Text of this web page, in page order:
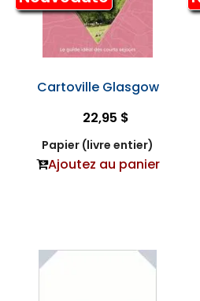
Cartoville Glasgow
22,95 $
Papier (livre entier)
Ajoutez au panier